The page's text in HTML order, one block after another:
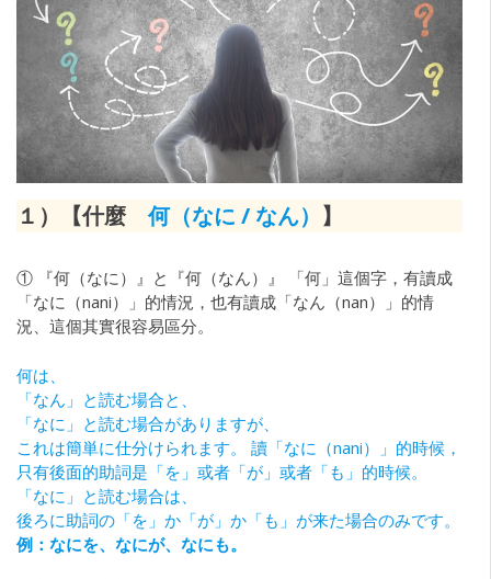
１）【什麼何（なに / なん） 】
① 『何（なに）』と『何（なん）』 「何」這個字，有讀成
「なに（nani）」的情況，也有讀成「なん（nan）」的情
況、這個其實很容易區分。
何は、
「なん」と読む場合と、
「なに」と読む場合がありますが、
これは簡単に仕分けられます。 讀「なに（nani）」的時候，
只有後面的助詞是「を」或者「が」或者「も」的時候。
「なに」と読む場合は、
後ろに助詞の「を」か「が」か「も」が来た場合のみです。
例：なにを、なにが、なにも。